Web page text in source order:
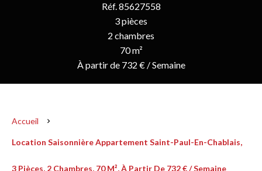
Réf. 85627558
3 pièces
2 chambres
70 m²
À partir de 732 € / Semaine
Accueil
Location Saisonnière Appartement Saint-Paul-En-Chablais,
3 Pièces, 2 Chambres, 70 M², À Partir De 732 € / Semaine